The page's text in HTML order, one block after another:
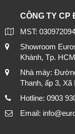
CÔNG TY CP
MST:
Showroom
Khánh, Tp. HCM
Nhà máy:
Thanh, ấp 3,
Hotline: 0903
Email: